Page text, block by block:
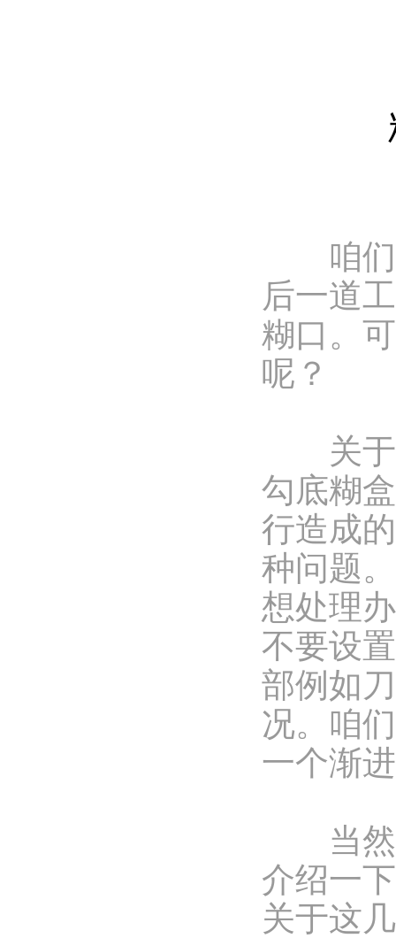
咱们知
后一道
糊口。
呢？
关于糊
勾底糊
行造成
种问题
想处理
不要设
部例如
况。咱
一个渐
当然，
介绍一
关于这